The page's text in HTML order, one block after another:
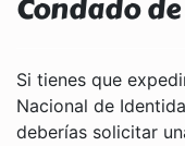
Condado
Si tienes que
Nacional de
deberías solicitar